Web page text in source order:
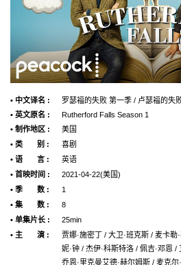
• 中文译名 :
罗瑟福的失败 第一季 / 卢瑟福的失
• 英文原名 :
Rutherford Falls Season 1
• 制作地区 :
美国
• 类 别 :
喜剧
• 语 言 :
英语
• 首映时间 :
2021-04-22(美国)
• 季 数 :
1
• 集 数 :
8
• 单集片长 :
25min
• 主 演 :
贾娜·施密丁 / 大卫·班克斯 / 麦卡勒
妮·钟 / 杰伊·科斯特洛 / 佩吉·邓恩
乔恩·里克曼艾德·赫尔姆斯 / 麦克尔